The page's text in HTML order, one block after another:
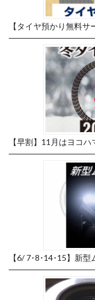
【タイヤ預かり無料
【早割】11月はヨコ
【6/ 7･8･14･15】新